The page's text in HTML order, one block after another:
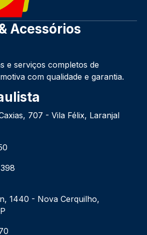
Acessórios
e serviços completos de
com qualidade e garantia.
707 - Vila Félix, Laranjal
1440 - Nova Cerquilho,